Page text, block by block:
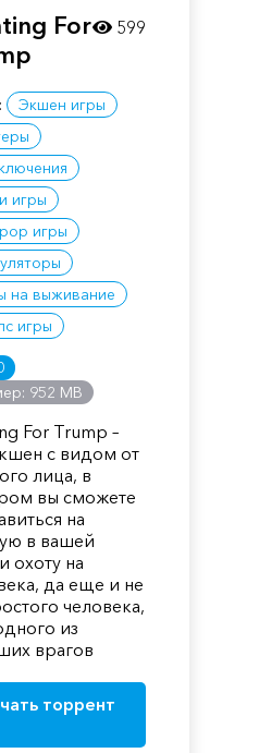
For
Экшен игры
игры
игры
на выживание
игры
952 MB
For Trump –
с видом от
лица, в
вы сможете
на
в вашей
охоту на
да еще и не
человека,
из
врагов
торрент
599